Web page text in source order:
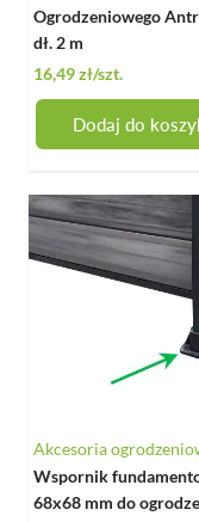
Ogrodzeniowego
dł. 2 m
16,49 zł/szt.
Dodaj do
Akcesoria
Wspornik
68x68 mm do